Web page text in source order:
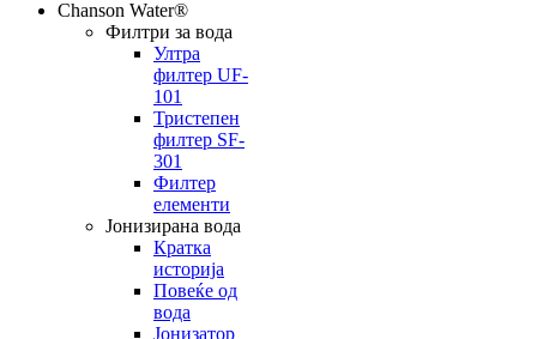
Chanson Water®
Филтри за вода
Ултра
филтер UF-
101
Тристепен
филтер SF-
301
Филтер
елементи
Јонизирана вода
Кратка
историја
Повеќе од
вода
Јонизатор